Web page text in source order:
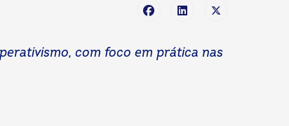
com foco em prática nas